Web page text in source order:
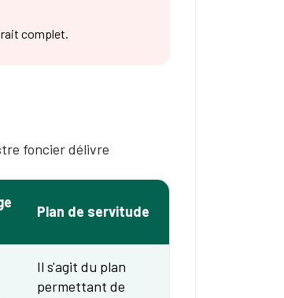
complet.
foncier délivre
Plan de servitude
Il s'agit du plan
permettant de